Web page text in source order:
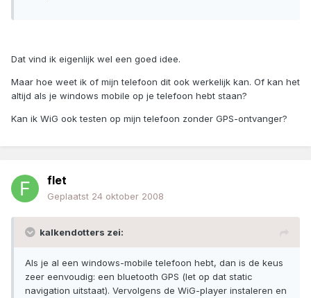
Dat vind ik eigenlijk wel een goed idee.
Maar hoe weet ik of mijn telefoon dit ook werkelijk kan. Of kan het
altijd als je windows mobile op je telefoon hebt staan?
Kan ik WiG ook testen op mijn telefoon zonder GPS-ontvanger?
flet
Geplaatst 24 oktober 2008
kalkendotters zei:
Als je al een windows-mobile telefoon hebt, dan is de keus
zeer eenvoudig: een bluetooth GPS (let op dat static
navigation uitstaat). Vervolgens de WiG-player instaleren en